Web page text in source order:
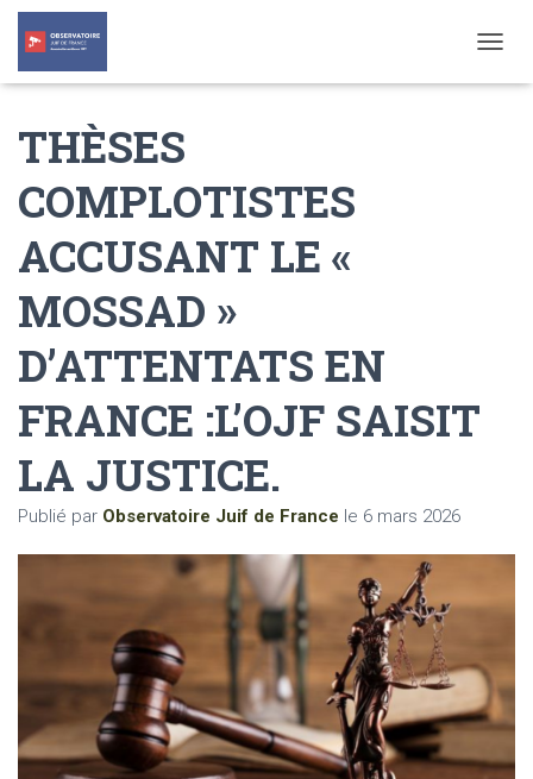
O
THÈSES
COMPLOTISTES
ACCUSANT LE «
MOSSAD »
D’ATTENTATS EN
FRANCE :L’OJF SAISIT
LA JUSTICE.
Publié par Observatoire Juif de France le 6 mars 2026